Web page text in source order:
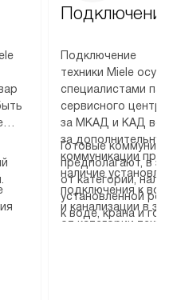
Подключение
техники Miele
специалистами
сервисного
за МКАД и КАД
за
коммуникации
наличие
подключения к
и канализации в
от категории
Готовые
предполагают, в
от категории,
установленной
к воде, крана и